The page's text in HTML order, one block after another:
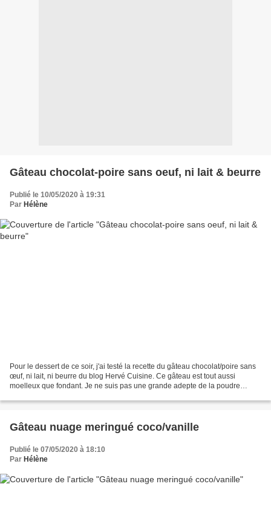
Gâteau chocolat-poire sans oeuf, ni lait & beurre
Publié le 10/05/2020 à 19:31
Par Hélène
Pour le dessert de ce soir, j'ai testé la recette du gâteau chocolat/poire sans
œuf, ni lait, ni beurre du blog Hervé Cuisine. Ce gâteau est tout aussi
moelleux que fondant. Je ne suis pas une grande adepte de la poudre
Gâteau nuage meringué coco/vanille
Publié le 07/05/2020 à 18:10
Par Hélène